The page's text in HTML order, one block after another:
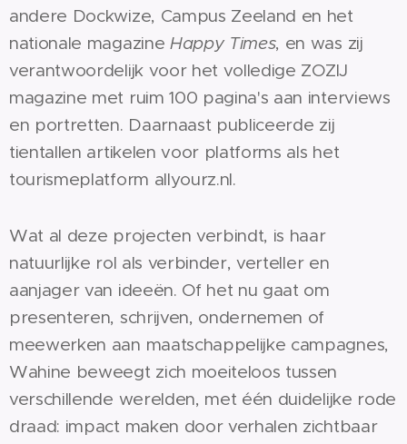
andere Dockwize, Campus Zeeland en het
nationale magazine Happy Times, en was zij
verantwoordelijk voor het volledige ZOZIJ
magazine met ruim 100 pagina's aan interviews
en portretten. Daarnaast publiceerde zij
tientallen artikelen voor platforms als het
tourismeplatform allyourz.nl.
Wat al deze projecten verbindt, is haar
natuurlijke rol als verbinder, verteller en
aanjager van ideeën. Of het nu gaat om
presenteren, schrijven, ondernemen of
meewerken aan maatschappelijke campagnes,
Wahine beweegt zich moeiteloos tussen
verschillende werelden, met één duidelijke rode
draad: impact maken door verhalen zichtbaar